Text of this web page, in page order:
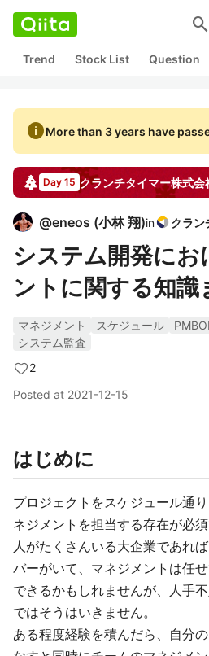
search
Trend Stock List Question
infoMore than 3 years have
Day 15 クランチタイマー株式会
@eneos (小林 翔)in
システム開発にお
ントに関する知識
マネジメント スケジュール
システム監査
2
Posted at 2021-12-15
はじめに
プロジェクトをスケジュール通
ネジメントを担当する存在が必須
人がたくさんいる大企業であれ
バーがいて、マネジメントは任
できるかもしれませんが、人手
ではそうはいきません。
ある程度経験を積んだら、自分